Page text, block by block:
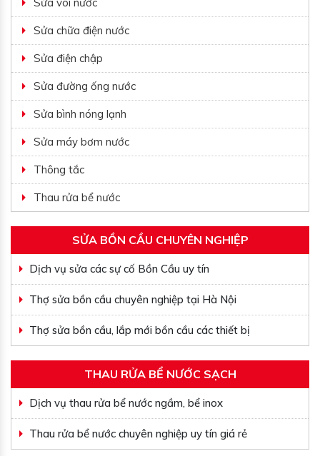
Sửa chữa điện nước
Sửa điện chập
Sửa đường ống nước
Sửa bình nóng lạnh
Sửa máy bơm nước
Thông tắc
Thau rửa bể nước
SỬA BỒN CẦU CHUYÊN NGHIỆP
Dịch vụ sửa các sự cố Bồn Cầu uy tín
Thợ sửa bồn cầu chuyên nghiệp tại Hà Nội
Thợ sửa bồn cầu, lắp mới bồn cầu các thiết bị
THAU RỬA BỂ NƯỚC SẠCH
Dịch vụ thau rửa bể nước ngầm, bể inox
Thau rửa bể nước chuyên nghiệp uy tín giá rẻ